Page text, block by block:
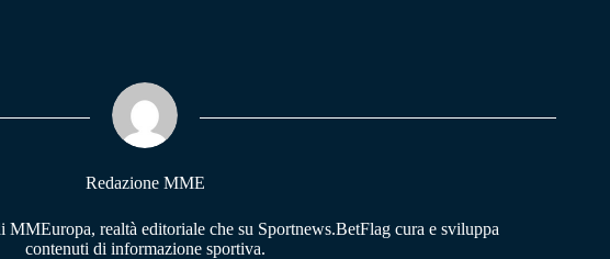
Redazione MME
MMEuropa, realtà editoriale che su Sportnews.BetFlag cura e sviluppa
contenuti di informazione sportiva.